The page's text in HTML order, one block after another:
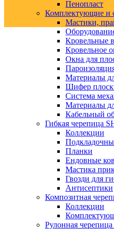
Пенопласт
Комплектующие и
Мастики,
Кровельные
Кровельное
Окна для
Материалы
Шифер
Система
Материалы
Кабельный
Гибкая черепица
Коллекции
Планки
Ендовные
Мастика
Гвозди для
Антисептики
Композитная
Коллекции
Рулонная